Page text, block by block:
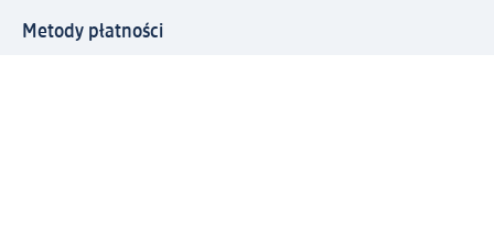
Metody płatności